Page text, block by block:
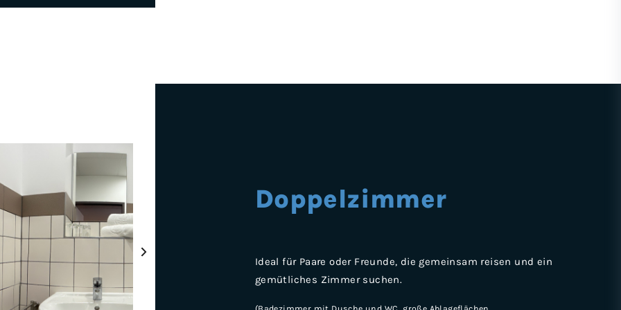
›
Doppelzimmer
Ideal für Paare oder Freunde, die gemeinsam reisen und ein
gemütliches Zimmer suchen.